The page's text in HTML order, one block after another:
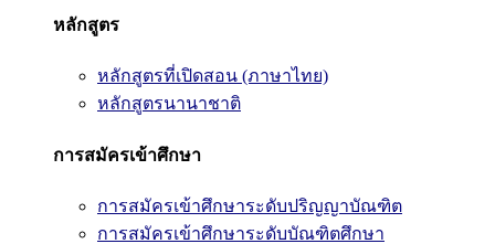
หลักสูตร
หลักสูตรที่เปิดสอน (ภาษาไทย)
หลักสูตรนานาชาติ
การสมัครเข้าศึกษา
การสมัครเข้าศึกษาระดับปริญญาบัณฑิต
การสมัครเข้าศึกษาระดับบัณฑิตศึกษา